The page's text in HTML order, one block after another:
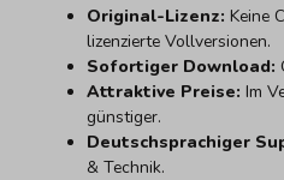
Original-Lizenz: Keine
lizenzierte Vollversionen.
Sofortiger Download:
Attraktive Preise: Im
günstiger.
Deutschsprachiger
& Technik.